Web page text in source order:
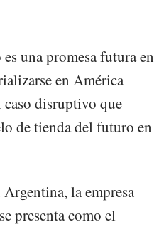
una promesa futura en
en América
disruptivo que
de tienda del futuro en
la empresa
presenta como el